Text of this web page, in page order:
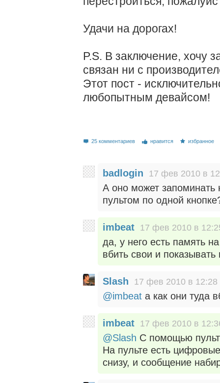
Удачи на дорогах!
P.S. В заключение, хочу
связан ни с
Этот пост -
любопытным девайсом!
25 комментариев нравится избранное
badlogin 17 фев 2010 в
А оно может запоминать
пультом по одной
imbeat 17 фев 2010 в
да, у него есть память
вбить свои и показывать
Slash 17 фев 2010 в 12:28
@imbeat а как они туда
imbeat 17 фев 2010 в
@Slash С помощью
На пульте есть
снизу, и сообщение